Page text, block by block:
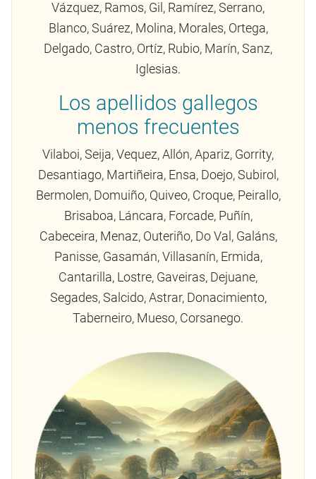
Vázquez, Ramos, Gil, Ramírez, Serrano,
Blanco, Suárez, Molina, Morales, Ortega,
Delgado, Castro, Ortíz, Rubio, Marín, Sanz,
Iglesias.
Los apellidos gallegos
menos frecuentes
Vilaboi, Seija, Vequez, Allón, Apariz, Gorrity,
Desantiago, Martiñeira, Ensa, Doejo, Subirol,
Bermolen, Domuiño, Quiveo, Croque, Peirallo,
Brisaboa, Láncara, Forcade, Puñín,
Cabeceira, Menaz, Outeriño, Do Val, Galáns,
Panisse, Gasamán, Villasanín, Ermida,
Cantarilla, Lostre, Gaveiras, Dejuane,
Segades, Salcido, Astrar, Donacimiento,
Taberneiro, Mueso, Corsanego.